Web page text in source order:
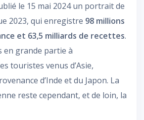
le 15 mai 2024 un portrait de
2023, qui enregistre 98 millions
et 63,5 milliards de recettes.
en grande partie à
touristes venus d’Asie,
d’Inde et du Japon. La
reste cependant, et de loin, la